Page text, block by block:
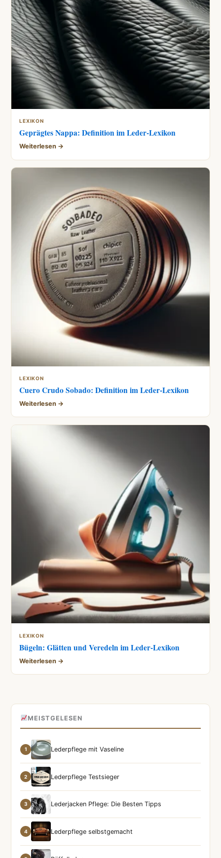
LEXIKON
Geprägtes Nappa: Definition im Leder-Lexikon
Weiterlesen →
LEXIKON
Cuero Crudo Sobado: Definition im Leder-Lexikon
Weiterlesen →
LEXIKON
Bügeln: Glätten und Veredeln im Leder-Lexikon
Weiterlesen →
MEISTGELESEN
1 Lederpflege mit Vaseline
2 Lederpflege Testsieger
3 Lederjacken Pflege: Die Besten Tipps
4 Lederpflege selbstgemacht